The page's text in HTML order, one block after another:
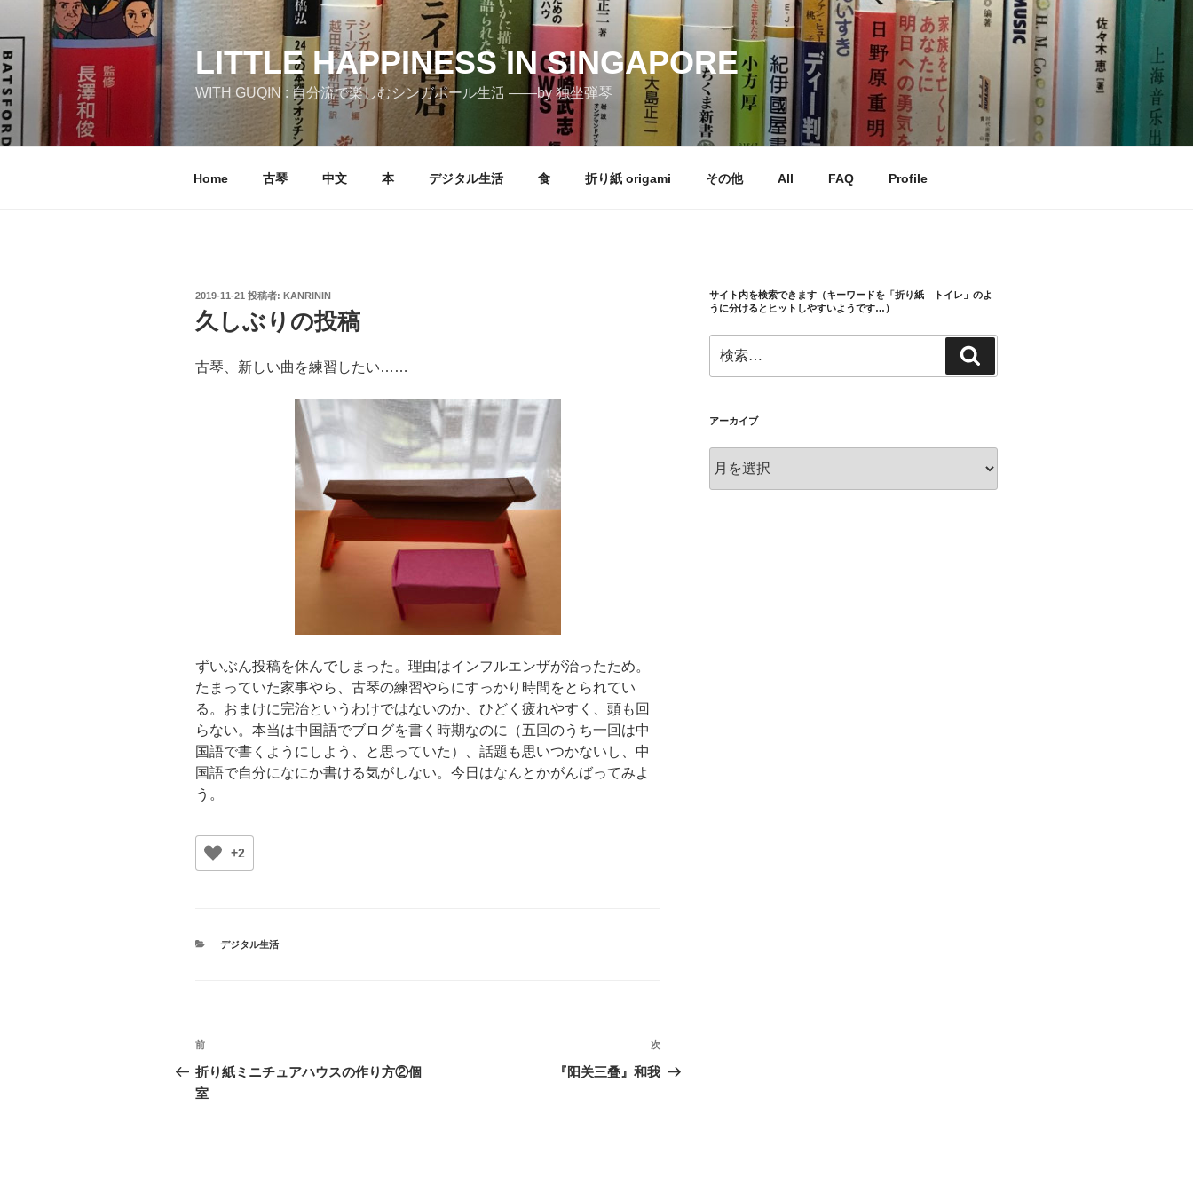
テ
ン
ツ
へ
ス
LITTLE HAPPINESS IN SINGAPORE
WITH GUQIN : 自分流で楽しむシンガポール生活 ――by 独坐弾琴
Home 古琴 中文 本 デジタル生活 食 折り紙 origami その他 All FAQ Profile
投
稿
日:
2019-11-21 投稿者: KANRININ
久しぶりの投稿
古琴、新しい曲を練習したい……
ずいぶん投稿を休んでしまった。理由はインフルエンザが治ったため。
たまっていた家事やら、古琴の練習やらにすっかり時間をとられてい
る。おまけに完治というわけではないのか、ひどく疲れやすく、頭も回
らない。本当は中国語でブログを書く時期なのに（五回のうち一回は中
国語で書くようにしよう、と思っていた）、話題も思いつかないし、中
国語で自分になにか書ける気がしない。今日はなんとかがんばってみよ
う。
+2
カ
デジタル生活
投
稿
ナ
前
の
投
前
折り紙ミニチュアハウスの作り方②個
室
次
の
次
『阳关三叠』和我
サイト内を検索できます（キーワードを「折り紙 トイレ」のよ
うに分けるとヒットしやすいようです…）
索:
索
アーカイブ
ー